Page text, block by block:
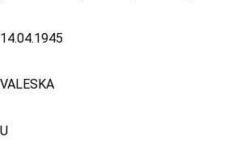
14.04.1945
VALESKA
U